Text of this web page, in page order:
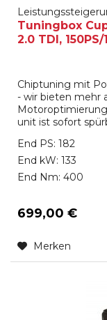
Tuningbox
2.0 TDI,
Chiptuning mit
- wir bieten mehr
unit ist sofort
End PS: 182
End kW: 133
End Nm: 400
699,00 €
Merken